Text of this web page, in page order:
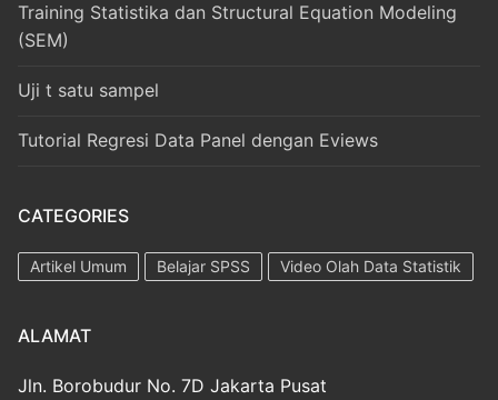
Training Statistika dan Structural Equation Modeling
(SEM)
Uji t satu sampel
Tutorial Regresi Data Panel dengan Eviews
CATEGORIES
Artikel Umum Belajar SPSS Video Olah Data Statistik
ALAMAT
Jln. Borobudur No. 7D Jakarta Pusat